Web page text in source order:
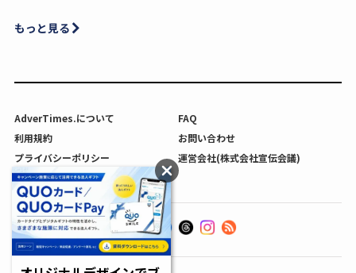
もっと見る
AdverTimes.について
FAQ
利用規約
お問い合わせ
プライバシーポリシー
運営会社(株式会社宣伝会議)
利用者情報の外部送信について